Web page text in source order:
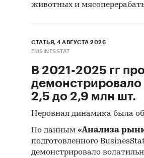
животных и
СТАТЬЯ, 4 АВГУСТА 2026
BUSINESSTAT
В 2021-2025 гг
демонстрировало
2,5 до 2,9 млн шт.
Неровная динамика была
По данным «Анализа
подготовленного
демонстрировало